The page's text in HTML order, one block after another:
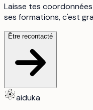
Laisse tes
ses formations, c'est
Être recontacté
aiduka